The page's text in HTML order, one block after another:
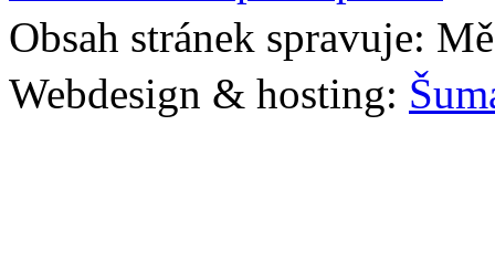
Obsah stránek spravuje:
Webdesign & hosting: